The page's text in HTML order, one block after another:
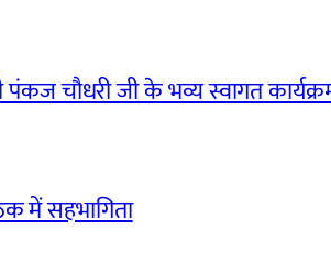
पंकज चौधरी जी के भव्य स्वागत
में सहभागिता